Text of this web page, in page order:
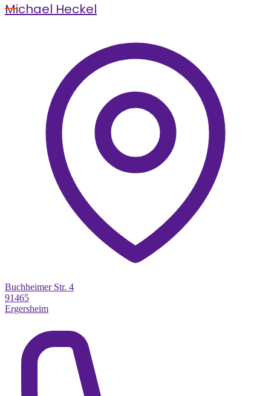
Michael Heckel
Buchheimer Str. 4
91465
Ergersheim